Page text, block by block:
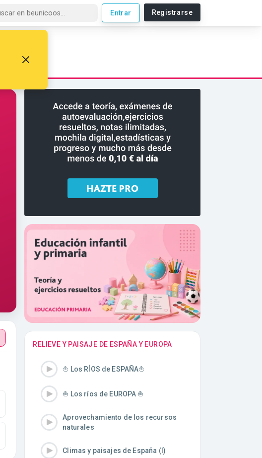
Entrar Registrarse
RELIEVE Y PAISAJE DE ESPAÑA Y EUROPA
⛵️ Los RÍOS de ESPAÑA⛵️
⛵️ Los ríos de EUROPA ⛵️
Aprovechamiento de los recursos
naturales
Climas y paisajes de España (I)